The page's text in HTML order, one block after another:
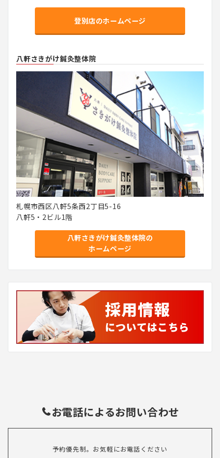
登別店のホームページ
八軒さきがけ鍼灸整体院
札幌市西区八軒5条西2丁目5-16
八軒5・2ビル1階
八軒さきがけ鍼灸整体院の
ホームページ
お電話によるお問い合わせ
予約優先制。お気軽にお電話ください